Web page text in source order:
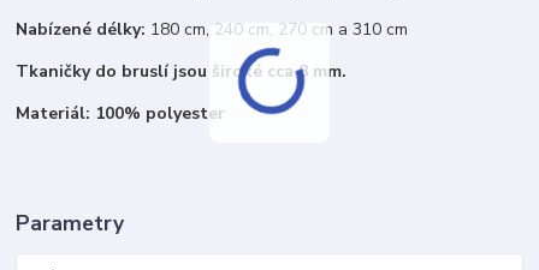
Nabízené délky: 180 cm, 240 cm, 270 cm a 310 cm
Tkaničky do bruslí jsou široké cca 8 mm.
Materiál: 100% polyester
Parametry